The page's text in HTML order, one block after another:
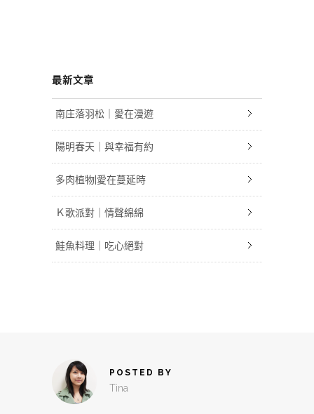
最新文章
南庄落羽松｜愛在漫遊
陽明春天｜與幸福有約
多肉植物|愛在蔓延時
Ｋ歌派對｜情聲綿綿
鮭魚料理｜吃心絕對
POSTED BY
Tina